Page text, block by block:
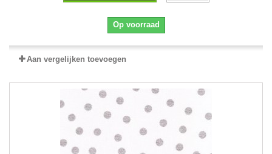
Op voorraad
Aan vergelijken toevoegen